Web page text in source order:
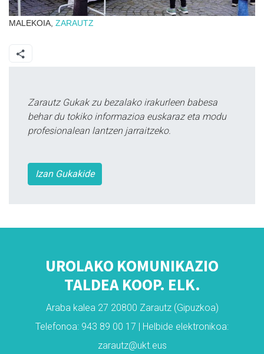
MALEKOIA, ZARAUTZ
Zarautz Gukak zu bezalako irakurleen babesa
behar du tokiko informazioa euskaraz eta modu
profesionalean lantzen jarraitzeko.
Izan Gukakide
UROLAKO KOMUNIKAZIO
TALDEA KOOP. ELK.
Araba kalea 27 20800 Zarautz (Gipuzkoa)
Telefonoa: 943 89 00 17 | Helbide elektronikoa:
zarautz@ukt.eus